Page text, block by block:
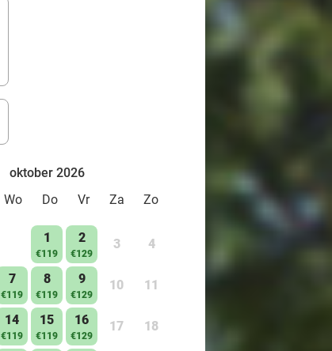
oktober 2026
Wo Do Vr Za Zo
1
€119
2
€129
3 4
7
€119
8
€119
9
€129
10 11
14
€119
15
€119
16
€129
17 18